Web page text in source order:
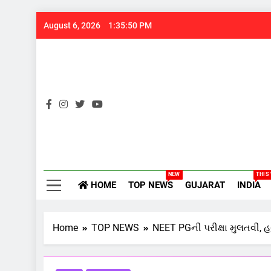
August 6, 2026 1:35:51 PM
HOME TOP NEWS
NEW
GUJARAT INDIA
THIS
Home TOP NEWS NEET PGની પરીક્ષા